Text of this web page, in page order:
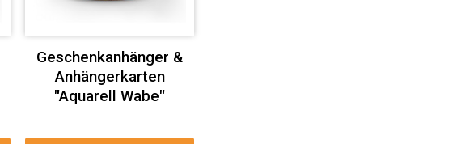
Geschenkanhänger &
Anhängerkarten
"Aquarell Wabe"